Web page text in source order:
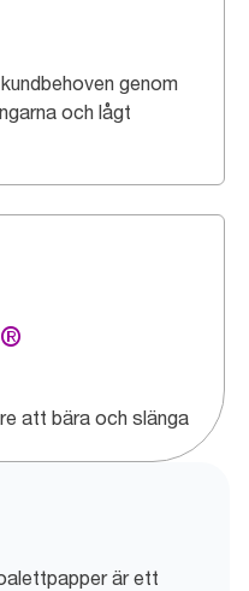
genom
och lågt
att bära och slänga
är ett